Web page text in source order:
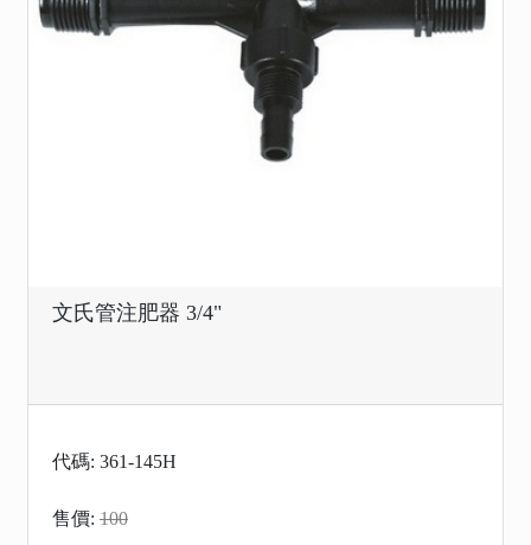
文氏管注肥器 3/4"
代碼: 361-145H
售價: 100